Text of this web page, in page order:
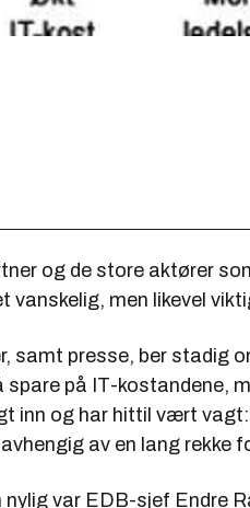
og de store aktører
vanskelig, men likevel
samt presse, ber stadig
spare på IT-kostandene,
inn og har hittil vært vagt:
av en lang rekke
nylig var EDB-sjef Endre